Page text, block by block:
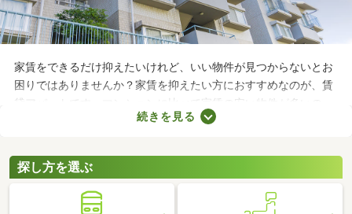
家賃をできるだけ抑えたいけれど、いい物件が見つからないとお
困りではありませんか？家賃を抑えたい方におすすめなのが、賃
貸アパートです。マンションに比べて家賃の安い物件が多いの
で、月々の支出を抑えられますよ。ここでは、おすすめの賃貸ア
件を見比べてみましょう。
続きを見る
探し方を選ぶ